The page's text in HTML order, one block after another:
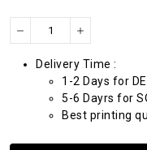
Delivery Time :
1-2 Days for
5-6 Dayrs for
Best printing